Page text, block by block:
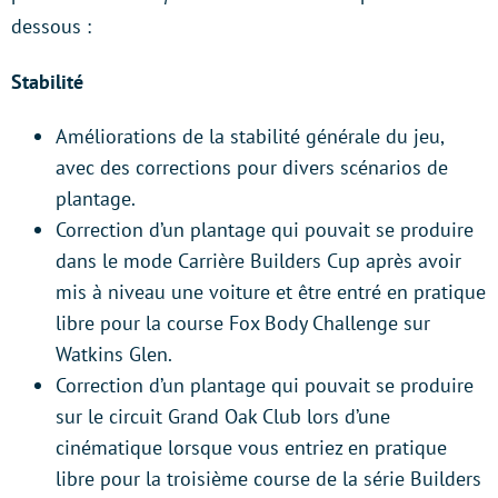
dessous :
Stabilité
Améliorations de la stabilité générale du jeu,
avec des corrections pour divers scénarios de
plantage.
Correction d’un plantage qui pouvait se produire
dans le mode Carrière Builders Cup après avoir
mis à niveau une voiture et être entré en pratique
libre pour la course Fox Body Challenge sur
Watkins Glen.
Correction d’un plantage qui pouvait se produire
sur le circuit Grand Oak Club lors d’une
cinématique lorsque vous entriez en pratique
libre pour la troisième course de la série Builders